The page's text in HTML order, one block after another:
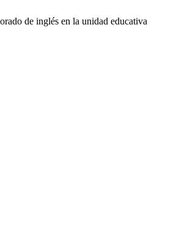
de inglés en la unidad educativa